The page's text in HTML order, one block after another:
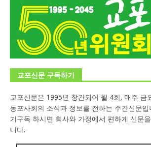
교포신문 구독하기
교포신문은 1995년 창간되어 월 4회, 매주 금
동포사회의 소식과 정보를 전하는 주간신문
기구독 하시면 회사와 가정에서 편하게 신문
니다.